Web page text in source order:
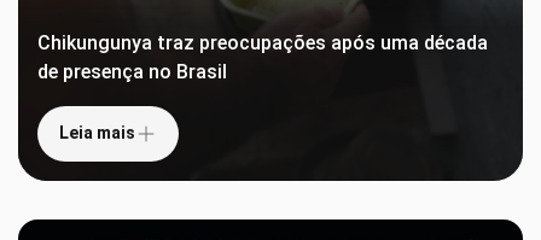
Chikungunya traz preocupações após uma década
de presença no Brasil
Leia mais